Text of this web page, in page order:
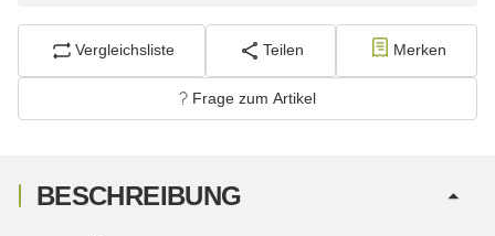
Vergleichsliste Teilen Merken
Frage zum Artikel
BESCHREIBUNG